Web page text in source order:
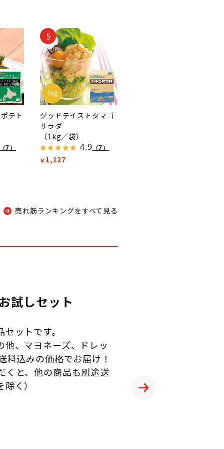
テト
（7）
5
グッドテイストタマゴ
サラダ
（1kg／袋）
4.9 （7）
￥ 1,127
売れ筋ランキングをすべて見る
試しセット
ットです。
他、マヨネーズ、ドレッ
料込みの価格でお届け！
くと、他の商品も別途送
く）